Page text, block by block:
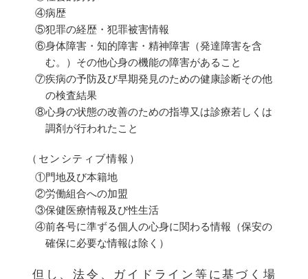
④病歴
⑤犯罪の経歴・犯罪被害情報
⑥身体障害・知的障害・精神障害（発達障害を含
む。）その他心身の機能の障害があること
⑦疾病の予防及び早期発見のための健康診断その他
の検査結果
⑧心身の状態の改善のための指導又は診療若しくは
調剤が行われたこと
（センシティブ情報）
①門地及び本籍地
②労働組合への加盟
③保健医療情報及び性生活
④前各号に準ずる個人の心身に関わる情報（保安の
確保に必要な情報は除く）
但し、法令、ガイドライン等に基づく場